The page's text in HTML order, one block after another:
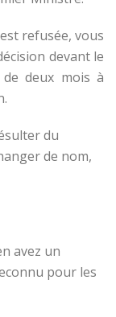
refusée, vous
devant le
deux mois à
du
de nom,
avez un
pour les